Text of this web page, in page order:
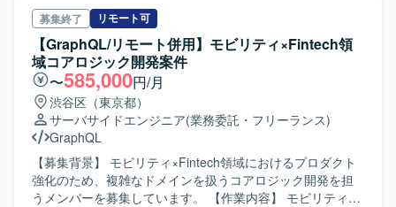
RDS/Aurora, DynamoDB, S3, SQS, Lambda, etc), Docker
・バージョン管理: Git/GitHub ・CI/CD: CircleCI, GitHub
Actions, CodeBuild ・AIツール: Claude Code, GitHub
Copilot, Devin, Gemini ・コミュニケーション: Slack,
Notion, Google Workspace
募集終了 リモート可
【GraphQL/リモート併用】モビリティ×Fintech領
域コアロジック開発案件
〜585,000円/月
渋谷区（東京都）
サーバサイドエンジニア(業務委託・フリーランス)
GraphQL
【募集背景】 モビリティ×Fintech領域におけるプロダクト
強化のため、複雑なドメインを扱うコアロジック開発を担
うメンバーを募集しています。 【作業内容】 モビリティ